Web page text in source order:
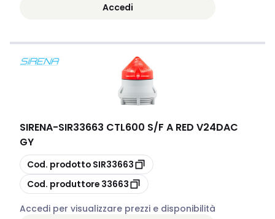
Accedi
SIRENA-SIR33663 CTL600 S/F A RED V24DAC
GY
copia
Cod. prodotto SIR33663
copia
Cod. produttore 33663
Accedi per visualizzare prezzi e disponibilità